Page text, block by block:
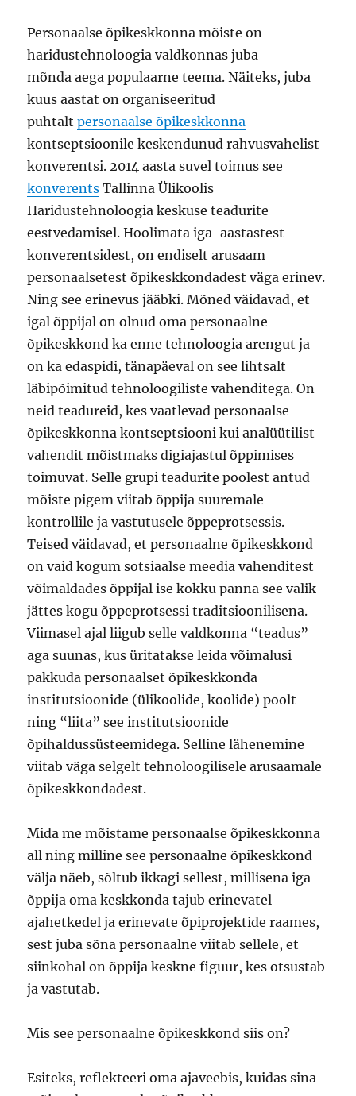
Personaalse õpikeskkonna mõiste on
haridustehnoloogia valdkonnas juba
mõnda aega populaarne teema. Näiteks, juba
kuus aastat on organiseeritud
puhtaltpersonaalse õpikeskkonna
kontseptsioonile keskendunud rahvusvahelist
konverentsi. 2014 aasta suvel toimus see
konverents Tallinna Ülikoolis
Haridustehnoloogia keskuse teadurite
eestvedamisel. Hoolimata iga-aastastest
konverentsidest, on endiselt arusaam
personaalsetest õpikeskkondadest väga erinev.
Ning see erinevus jääbki. Mõned väidavad, et
igal õppijal on olnud oma personaalne
õpikeskkond ka enne tehnoloogia arengut ja
on ka edaspidi, tänapäeval on see lihtsalt
läbipõimitud tehnoloogiliste vahenditega. On
neid teadureid, kes vaatlevad personaalse
õpikeskkonna kontseptsiooni kui analüütilist
vahendit mõistmaks digiajastul õppimises
toimuvat. Selle grupi teadurite poolest antud
mõiste pigem viitab õppija suuremale
kontrollile ja vastutusele õppeprotsessis.
Teised väidavad, et personaalne õpikeskkond
on vaid kogum sotsiaalse meedia vahenditest
võimaldades õppijal ise kokku panna see valik
jättes kogu õppeprotsessi traditsioonilisena.
Viimasel ajal liigub selle valdkonna “teadus”
aga suunas, kus üritatakse leida võimalusi
pakkuda personaalset õpikeskkonda
institutsioonide (ülikoolide, koolide) poolt
ning “liita” see institutsioonide
õpihaldussüsteemidega. Selline lähenemine
viitab väga selgelt tehnoloogilisele arusaamale
õpikeskkondadest.
Mida me mõistame personaalse õpikeskkonna
all ning milline see personaalne õpikeskkond
välja näeb, sõltub ikkagi sellest, millisena iga
õppija oma keskkonda tajub erinevatel
ajahetkedel ja erinevate õpiprojektide raames,
sest juba sõna personaalne viitab sellele, et
siinkohal on õppija keskne figuur, kes otsustab
ja vastutab.
Mis see personaalne õpikeskkond siis on?
Esiteks, reflekteeri oma ajaveebis, kuidas sina